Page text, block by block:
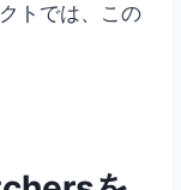
トでは、この